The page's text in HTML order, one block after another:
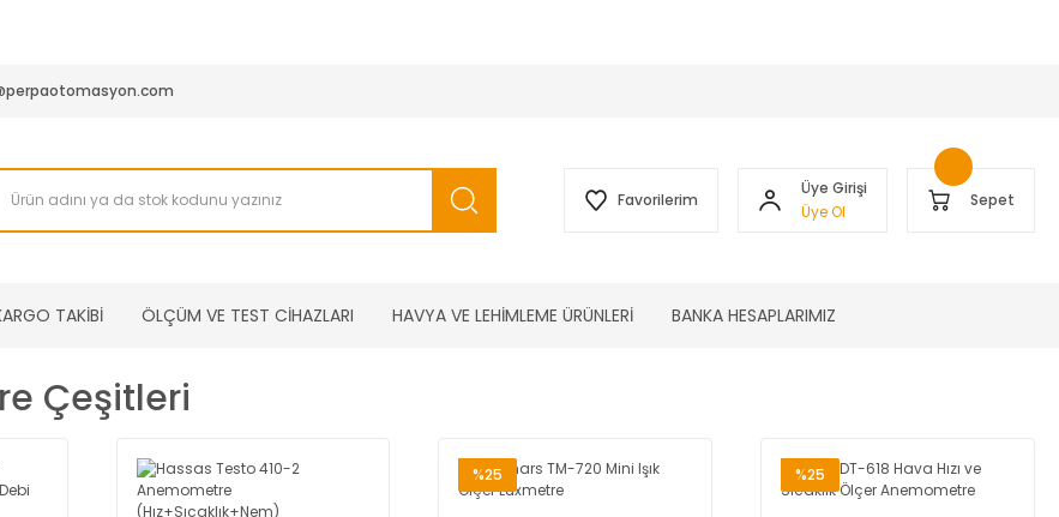
Favorilerim
Üye Girişi
Üye Ol
Sepet
TAKİBİ ÖLÇÜM VE TEST CİHAZLARI HAVYA VE LEHİMLEME ÜRÜNLERİ BANKA HESAPLARIMIZ
Çeşitleri
%25 %25